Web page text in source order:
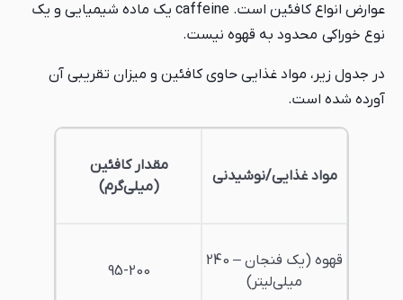
عوارض انواع کافئین است. caffeine یک ماده شیمیایی و یک
نوع خوراکی محدود به قهوه نیست.
در جدول زیر، مواد غذایی حاوی کافئین و میزان تقریبی آن
آورده شده است.
مواد غذایی/نوشیدنی
مقدار کافئین
(میلی‌گرم)
قهوه (یک فنجان – 240
میلی‌لیتر)
95-200